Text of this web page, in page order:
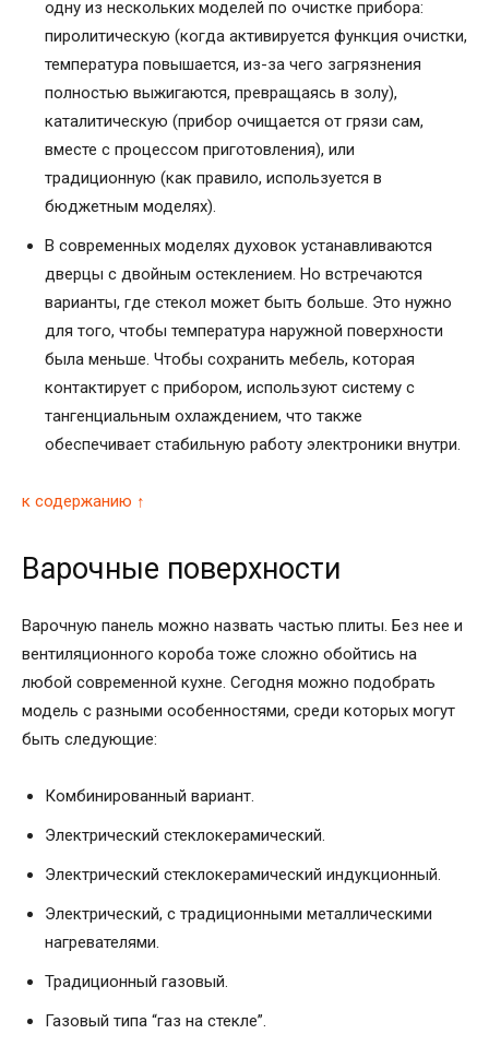
одну из нескольких моделей по очистке прибора:
пиролитическую (когда активируется функция очистки,
температура повышается, из-за чего загрязнения
полностью выжигаются, превращаясь в золу),
каталитическую (прибор очищается от грязи сам,
вместе с процессом приготовления), или
традиционную (как правило, используется в
бюджетным моделях).
В современных моделях духовок устанавливаются
дверцы с двойным остеклением. Но встречаются
варианты, где стекол может быть больше. Это нужно
для того, чтобы температура наружной поверхности
была меньше. Чтобы сохранить мебель, которая
контактирует с прибором, используют систему с
тангенциальным охлаждением, что также
обеспечивает стабильную работу электроники внутри.
к содержанию ↑
Варочные поверхности
Варочную панель можно назвать частью плиты. Без нее и
вентиляционного короба тоже сложно обойтись на
любой современной кухне. Сегодня можно подобрать
модель с разными особенностями, среди которых могут
быть следующие:
Комбинированный вариант.
Электрический стеклокерамический.
Электрический стеклокерамический индукционный.
Электрический, с традиционными металлическими
нагревателями.
Традиционный газовый.
Газовый типа “газ на стекле”.